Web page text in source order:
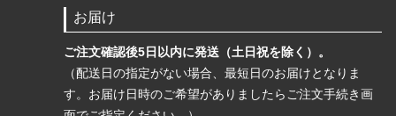
お届け
ご注文確認後5日以内に発送（土日祝を除く）。
（配送日の指定がない場合、最短日のお届けとなりま
す。お届け日時のご希望がありましたらご注文手続き画